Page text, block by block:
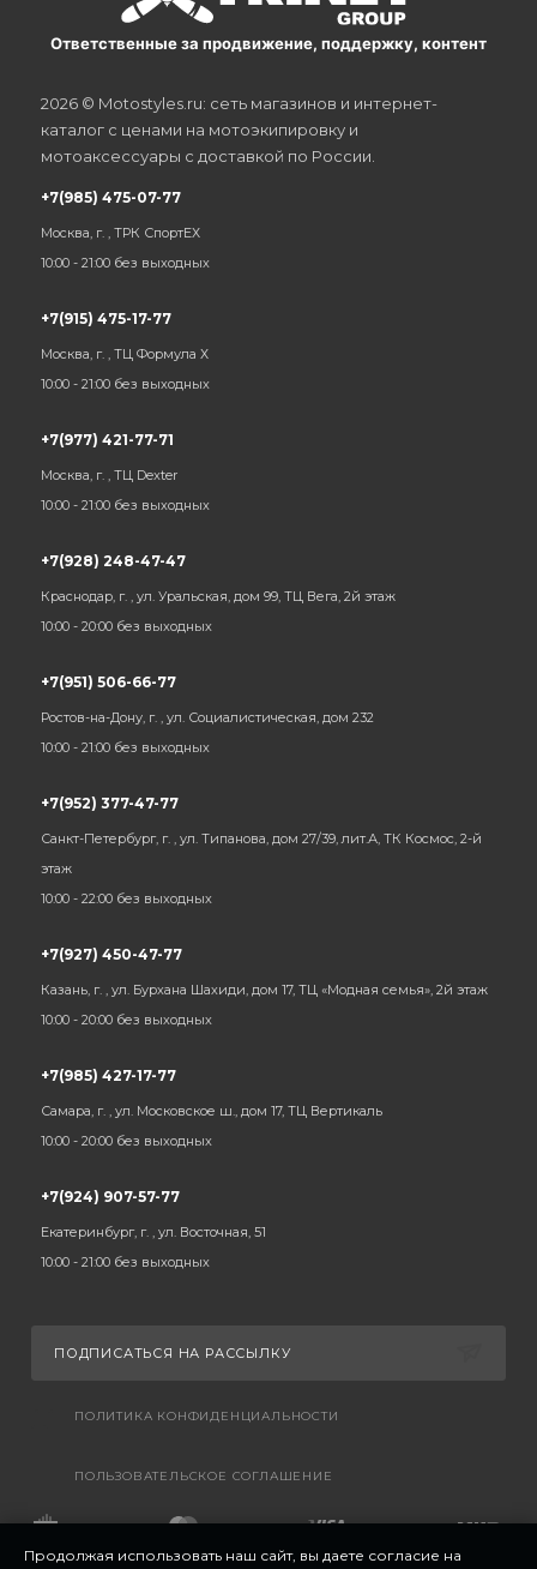
Ответственные за продвижение, поддержку, контент
2026 © Motostyles.ru: сеть магазинов и интернет-
каталог с ценами на мотоэкипировку и
мотоаксессуары с доставкой по России.
+7(985) 475-07-77
Москва, г. , ТРК СпортЕХ
10:00 - 21:00 без выходных
+7(915) 475-17-77
Москва, г. , ТЦ Формула Х
10:00 - 21:00 без выходных
+7(977) 421-77-71
Москва, г. , ТЦ Dexter
10:00 - 21:00 без выходных
+7(928) 248-47-47
Краснодар, г. , ул. Уральская, дом 99, ТЦ Вега, 2й этаж
10:00 - 20:00 без выходных
+7(951) 506-66-77
Ростов-на-Дону, г. , ул. Социалистическая, дом 232
10:00 - 21:00 без выходных
+7(952) 377-47-77
Санкт-Петербург, г. , ул. Типанова, дом 27/39, лит.А, ТК Космос, 2-й
этаж
10:00 - 22:00 без выходных
+7(927) 450-47-77
Казань, г. , ул. Бурхана Шахиди, дом 17, ТЦ «Модная семья», 2й этаж
10:00 - 20:00 без выходных
+7(985) 427-17-77
Самара, г. , ул. Московское ш., дом 17, ТЦ Вертикаль
10:00 - 20:00 без выходных
+7(924) 907-57-77
Екатеринбург, г. , ул. Восточная, 51
10:00 - 21:00 без выходных
ПОДПИСАТЬСЯ НА РАССЫЛКУ
ПОЛИТИКА КОНФИДЕНЦИАЛЬНОСТИ
ПОЛЬЗОВАТЕЛЬСКОЕ СОГЛАШЕНИЕ
Продолжая использовать наш сайт, вы даете согласие на